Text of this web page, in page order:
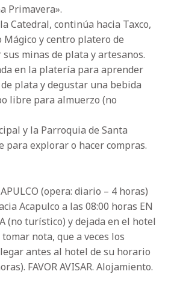
Primavera».
Catedral, continúa hacia Taxco,
Mágico y centro platero de
minas de plata y artesanos.
en la platería para aprender
plata y degustar una bebida
libre para almuerzo (no
y la Parroquia de Santa
para explorar o hacer compras.
(opera: diario – 4 horas)
Acapulco a las 08:00 horas EN
(no turístico) y dejada en el hotel
nota, que a veces los
antes al hotel de su horario
FAVOR AVISAR. Alojamiento.